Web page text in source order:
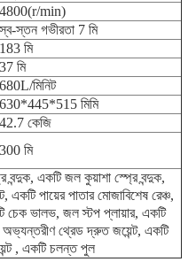
4800(r/min)
স্ব-স্তন গভীরতা 7 মি
183 মি
37 মি
680L/মিনিট
630*445*515 মিমি
42.7 কেজি
300 মি
বন্দুক, একটি জল কুয়াশা স্প্রে বন্দুক,
একটি পায়ের পাতার মোজাবিশেষ রেঞ্চ,
চেক ভালভ, জল স্টপ প্লায়ার, একটি
অভ্যন্তরীণ থ্রেড দ্রুত জয়েন্ট, একটি
, একটি চলন্ত পুল